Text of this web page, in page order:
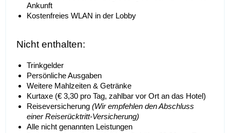
Ankunft
Kostenfreies WLAN in der Lobby
Nicht enthalten:
Trinkgelder
Persönliche Ausgaben
Weitere Mahlzeiten & Getränke
Kurtaxe (€ 3,30 pro Tag, zahlbar vor Ort an das Hotel)
Reiseversicherung (Wir empfehlen den Abschluss
einer Reiserücktritt-Versicherung)
Alle nicht genannten Leistungen